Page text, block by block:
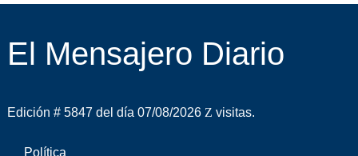
El Mensajero Diario
Edición # 5847 del día 07/08/2026 visitas.
Política